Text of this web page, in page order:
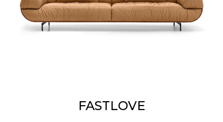
FASTLOVE